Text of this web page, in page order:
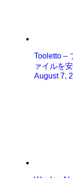
Tooletto –
ァイルを
August 7,